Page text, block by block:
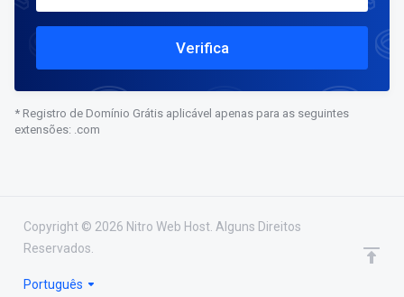
Verifica
* Registro de Domínio Grátis aplicável apenas para as seguintes
extensões: .com
0 domain(s) selected
Copyright © 2026 Nitro Web Host. Alguns Direitos
Reservados.
Português